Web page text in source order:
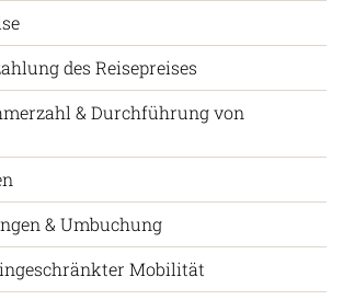
des Reisepreises
& Durchführung von
& Umbuchung
Mobilität